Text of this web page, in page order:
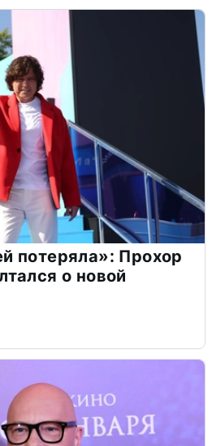
потеряла»: Прохор
о новой